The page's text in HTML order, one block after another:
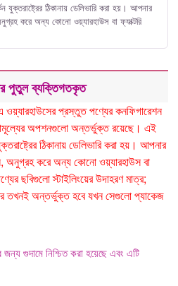
ঠিকানায় ডেলিভারি করা হয়। আপনার
অনুগ্রহ করে অন্য কোনো ওয়্যারহাউস বা ফ্যাক্টরি
পুতুল ব্যক্তিগতকৃত
প্রস্তুত পণ্যের কনফিগারেশন
অপশনগুলো অন্তর্ভুক্ত রয়েছে। এই
ঠিকানায় ডেলিভারি করা হয়। আপনার
অনুগ্রহ করে অন্য কোনো ওয়্যারহাউস বা
ছবিগুলো স্টাইলিংয়ের উদাহরণ মাত্র;
তখনই অন্তর্ভুক্ত হবে যখন সেগুলো প্যাকেজ
গুদামে নিশ্চিত করা হয়েছে এবং এটি